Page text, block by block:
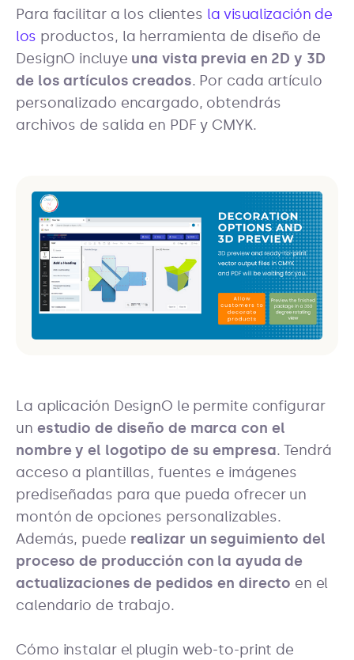
Para facilitar a los clientes la visualización de
los productos, la herramienta de diseño de
DesignO incluye una vista previa en 2D y 3D
de los artículos creados. Por cada artículo
personalizado encargado, obtendrás
archivos de salida en PDF y CMYK.
La aplicación DesignO le permite configurar
un estudio de diseño de marca con el
nombre y el logotipo de su empresa. Tendrá
acceso a plantillas, fuentes e imágenes
prediseñadas para que pueda ofrecer un
montón de opciones personalizables.
Además, puede realizar un seguimiento del
proceso de producción con la ayuda de
actualizaciones de pedidos en directo en el
calendario de trabajo.
Cómo instalar el plugin web-to-print de